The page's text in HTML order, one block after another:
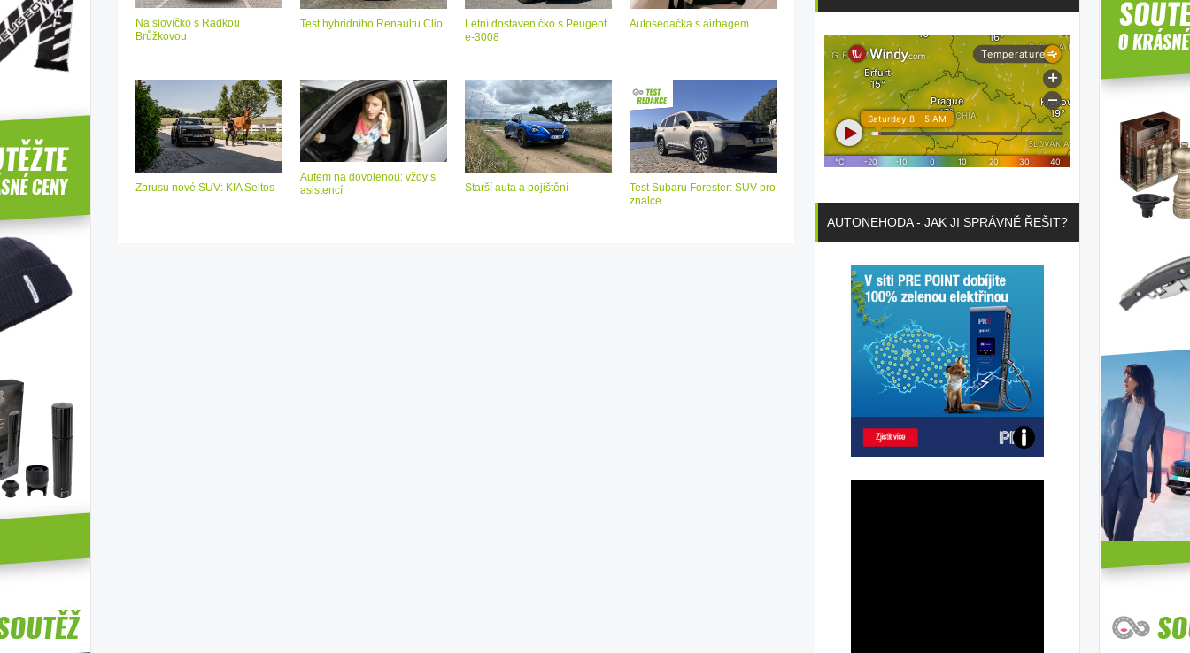
Na slovíčko s Radkou
Brůžkovou
Test hybridního Renaultu Clio
Letní dostaveníčko s Peugeot
e-3008
Autosedačka s airbagem
Zbrusu nové SUV: KIA Seltos
Autem na dovolenou: vždy s
asistencí
Starší auta a pojištění
Test Subaru Forester: SUV pro
znalce
AUTONEHODA - JAK JI SPRÁVNĚ ŘEŠIT?
Poznejte